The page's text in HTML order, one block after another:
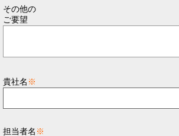
その他の
ご要望
貴社名 ※
担当者名 ※